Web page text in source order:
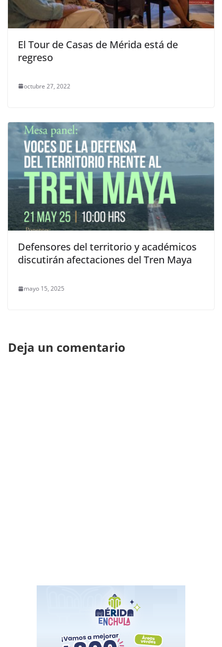
El Tour de Casas de Mérida está de
regreso
octubre 27, 2022
Defensores del territorio y académicos
discutirán afectaciones del Tren Maya
mayo 15, 2025
Deja un comentario